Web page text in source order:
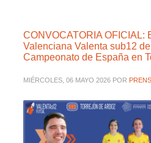
CONVOCATORIA OFICIAL:
Valenciana Valenta sub12
Campeonato de España en
MIÉRCOLES, 06 MAYO 2026 POR